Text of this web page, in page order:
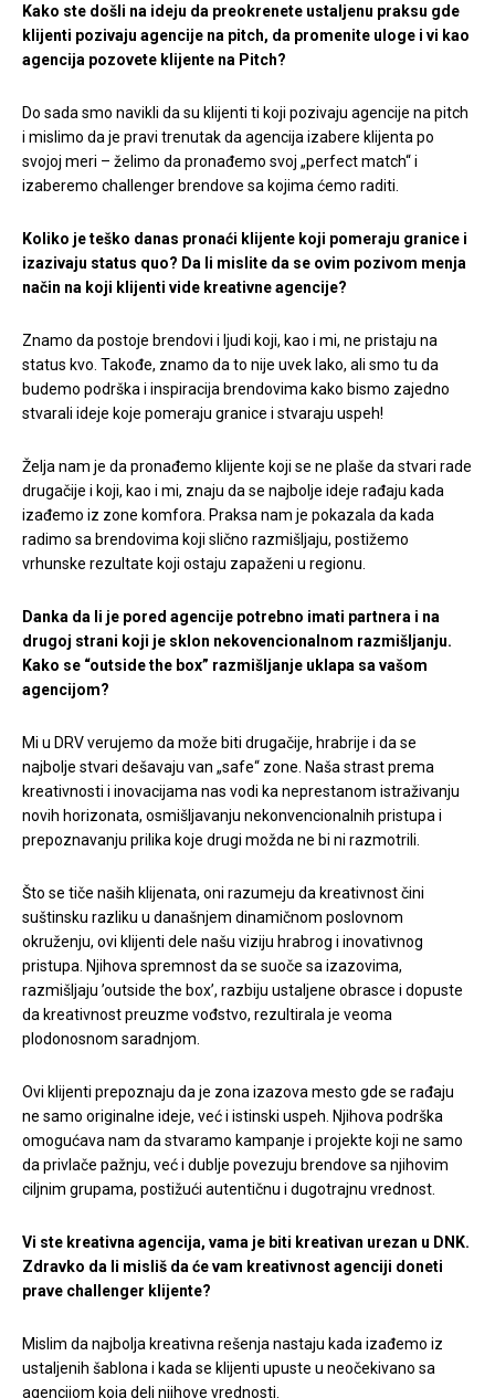
Kako ste došli na ideju da preokrenete ustaljenu praksu gde
klijenti pozivaju agencije na pitch, da promenite uloge i vi kao
agencija pozovete klijente na Pitch?
Do sada smo navikli da su klijenti ti koji pozivaju agencije na pitch
i mislimo da je pravi trenutak da agencija izabere klijenta po
svojoj meri – želimo da pronađemo svoj „perfect match“ i
izaberemo challenger brendove sa kojima ćemo raditi.
Koliko je teško danas pronaći klijente koji pomeraju granice i
izazivaju status quo? Da li mislite da se ovim pozivom menja
način na koji klijenti vide kreativne agencije?
Znamo da postoje brendovi i ljudi koji, kao i mi, ne pristaju na
status kvo. Takođe, znamo da to nije uvek lako, ali smo tu da
budemo podrška i inspiracija brendovima kako bismo zajedno
stvarali ideje koje pomeraju granice i stvaraju uspeh!
Želja nam je da pronađemo klijente koji se ne plaše da stvari rade
drugačije i koji, kao i mi, znaju da se najbolje ideje rađaju kada
izađemo iz zone komfora. Praksa nam je pokazala da kada
radimo sa brendovima koji slično razmišljaju, postižemo
vrhunske rezultate koji ostaju zapaženi u regionu.
Danka da li je pored agencije potrebno imati partnera i na
drugoj strani koji je sklon nekovencionalnom razmišljanju.
Kako se “outside the box” razmišljanje uklapa sa vašom
agencijom?
Mi u DRV verujemo da može biti drugačije, hrabrije i da se
najbolje stvari dešavaju van „safe“ zone. Naša strast prema
kreativnosti i inovacijama nas vodi ka neprestanom istraživanju
novih horizonata, osmišljavanju nekonvencionalnih pristupa i
prepoznavanju prilika koje drugi možda ne bi ni razmotrili.
Što se tiče naših klijenata, oni razumeju da kreativnost čini
suštinsku razliku u današnjem dinamičnom poslovnom
okruženju, ovi klijenti dele našu viziju hrabrog i inovativnog
pristupa. Njihova spremnost da se suoče sa izazovima,
razmišljaju ’outside the box’, razbiju ustaljene obrasce i dopuste
da kreativnost preuzme vođstvo, rezultirala je veoma
plodonosnom saradnjom.
Ovi klijenti prepoznaju da je zona izazova mesto gde se rađaju
ne samo originalne ideje, već i istinski uspeh. Njihova podrška
omogućava nam da stvaramo kampanje i projekte koji ne samo
da privlače pažnju, već i dublje povezuju brendove sa njihovim
ciljnim grupama, postižući autentičnu i dugotrajnu vrednost.
Vi ste kreativna agencija, vama je biti kreativan urezan u DNK.
Zdravko da li misliš da će vam kreativnost agenciji doneti
prave challenger klijente?
Mislim da najbolja kreativna rešenja nastaju kada izađemo iz
ustaljenih šablona i kada se klijenti upuste u neočekivano sa
agencijom koja deli njihove vrednosti.